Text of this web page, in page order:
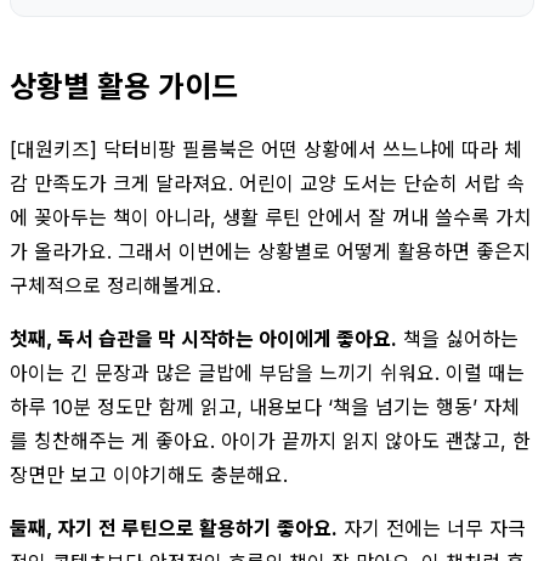
상황별 활용 가이드
[대원키즈] 닥터비팡 필름북은 어떤 상황에서 쓰느냐에 따라 체
감 만족도가 크게 달라져요. 어린이 교양 도서는 단순히 서랍 속
에 꽂아두는 책이 아니라, 생활 루틴 안에서 잘 꺼내 쓸수록 가치
가 올라가요. 그래서 이번에는 상황별로 어떻게 활용하면 좋은지
구체적으로 정리해볼게요.
첫째, 독서 습관을 막 시작하는 아이에게 좋아요. 책을 싫어하는
아이는 긴 문장과 많은 글밥에 부담을 느끼기 쉬워요. 이럴 때는
하루 10분 정도만 함께 읽고, 내용보다 ‘책을 넘기는 행동’ 자체
를 칭찬해주는 게 좋아요. 아이가 끝까지 읽지 않아도 괜찮고, 한
장면만 보고 이야기해도 충분해요.
둘째, 자기 전 루틴으로 활용하기 좋아요. 자기 전에는 너무 자극